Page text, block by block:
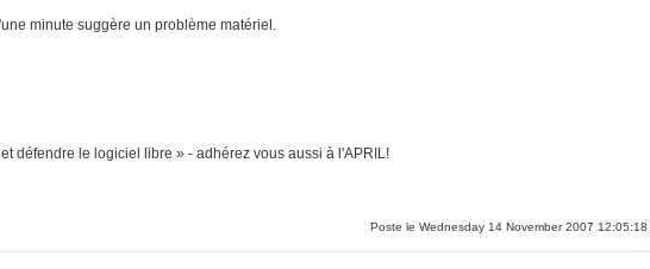
minute suggère un problème matériel.
défendre le logiciel libre » - adhérez vous aussi à l'APRIL!
Poste le Wednesday 14 November 2007 12:05:18